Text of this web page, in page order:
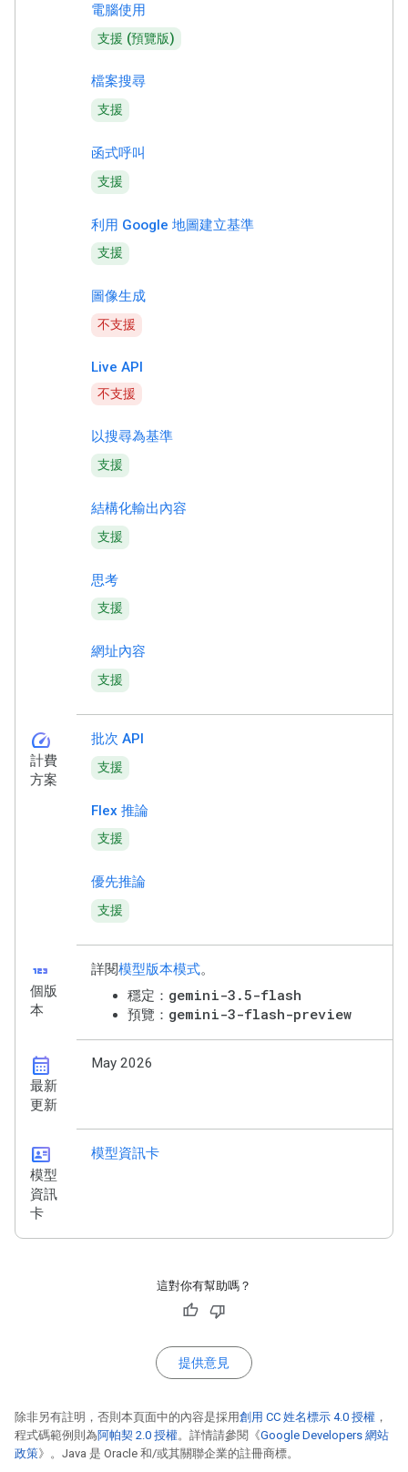
電腦使用
支援 (預覽版)
檔案搜尋
支援
函式呼叫
支援
利用 Google 地圖建立基準
支援
圖像生成
不支援
Live API
不支援
以搜尋為基準
支援
結構化輸出內容
支援
思考
支援
網址內容
支援
speed
計費
方案
批次 API
支援
Flex 推論
支援
優先推論
支援
123
個版
本
詳閱模型版本模式。
穩定： gemini-3.5-flash
預覽： gemini-3-flash-preview
calendar_month
最新
更新
May 2026
id_card
模型
資訊
卡
模型資訊卡
這對你有幫助嗎？
提供意見
除非另有註明，否則本頁面中的內容是採用創用 CC 姓名標示 4.0 授權 ，
程式碼範例則為阿帕契 2.0 授權。詳情請參閱《Google Developers 網站
政策》。Java 是 Oracle 和/或其關聯企業的註冊商標。